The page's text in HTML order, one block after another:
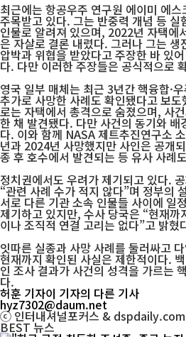
최근에는 항공우주 연구원 에이미 에
주목받고 있다. 그는 반중력 개념 등 실
인물로 알려져 있으며, 2022년 자택에
은 자살로 결론 내렸다. 그러나 그는 생
압박과 위협을 받았다고 주장한 바 있
다. 다만 이러한 주장들은 공식적으로
영국 일부 매체는 최근 3년간 핵융합·
추가로 사망한 사례도 확인됐다고 보
로는 자택에서 총격으로 숨졌으며, 사
한 채 발견됐다. 다만 사건의 동기와
다. 이와 함께 NASA 제트추진연구소
년과 2024년 사망했지만 사인은 공개
종 후 호수에서 발견되는 등 유사 사례
정치권에서도 우려가 제기되고 있다.
“관련 사례 수가 적지 않다”며 정부의
서로 다른 기관 소속 인물들 사이에 일
제기하고 있지만, 수사 당국은 “현재
이나 조직적 연결 고리는 없다”고 밝혔
잇따른 실종과 사망 사례를 둘러싸고
현재까지 확인된 사실은 제한적이다.
인 조사 결과가 사건의 성격을 가르는
다.
허훈 기자이 기자의 다른 기사
hyz7302@daum.net
ⓒ 인터내셔널포커스 & dspdaily.com
BEST뉴스